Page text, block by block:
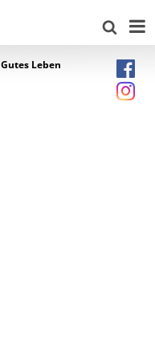
Gutes Leben